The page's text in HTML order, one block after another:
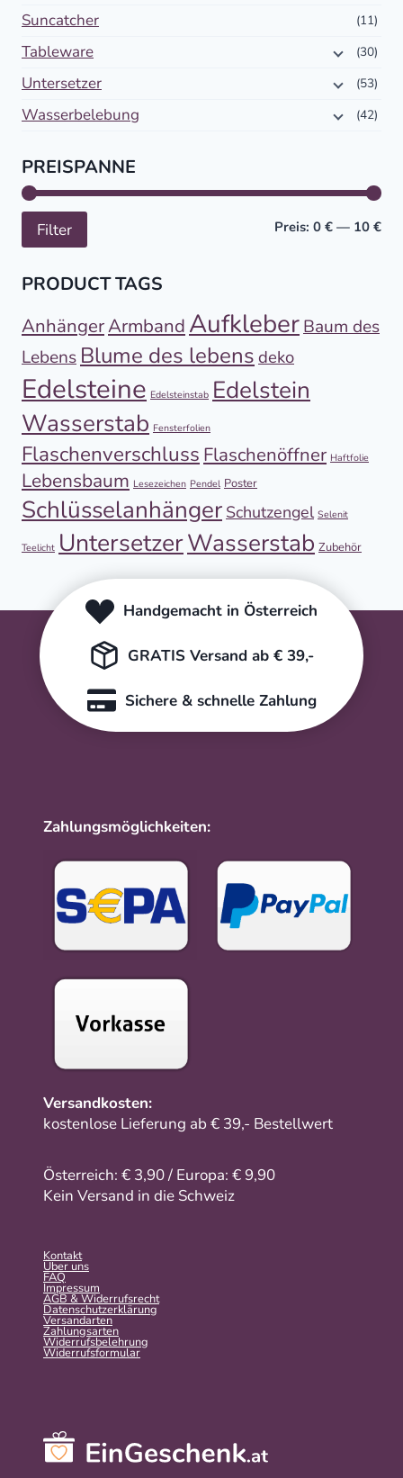
Suncatcher (11)
Tableware (30)
Untersetzer (53)
Wasserbelebung (42)
PREISPANNE
Filter Preis: 0 € — 10 €
PRODUCT TAGS
AnhängerArmband AufkleberBaum des
Lebens Blume des lebensdeko
Edelsteine Edelsteinstab Edelstein
Wasserstab Fensterfolien
Flaschenverschluss Flaschenöffner Haftfolie
Lebensbaum Lesezeichen Pendel Poster
Schlüsselanhänger Schutzengel Selenit
Teelicht UntersetzerWasserstab Zubehör
Handgemacht in Österreich
GRATIS Versand ab € 39,-
Sichere & schnelle Zahlung
Zahlungsmöglichkeiten:
Versandkosten:
kostenlose Lieferung ab € 39,- Bestellwert
Österreich: € 3,90 / Europa: € 9,90
Kein Versand in die Schweiz
Kontakt
Über uns
FAQ
Impressum
AGB & Widerrufsrecht
Datenschutzerklärung
Versandarten
Zahlungsarten
Widerrufsbelehrung
Widerrufs­formular